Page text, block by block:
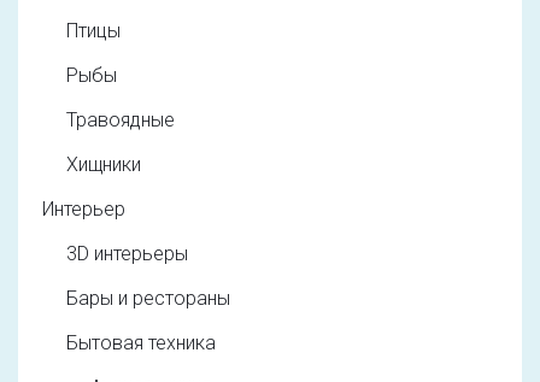
Птицы
Рыбы
Травоядные
Хищники
Интерьер
3D интерьеры
Бары и рестораны
Бытовая техника